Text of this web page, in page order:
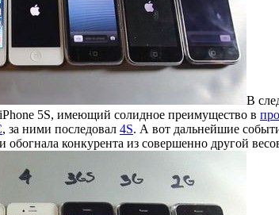
В
5S, имеющий солидное преимущество в
, за ними последовал 4S. А вот дальнейшие
конкурента из совершенно другой